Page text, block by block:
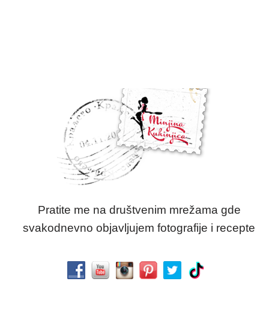
Pratite me na društvenim mrežama gde
svakodnevno objavljujem fotografije i recepte